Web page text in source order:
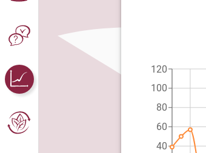
40
60
80
100
120